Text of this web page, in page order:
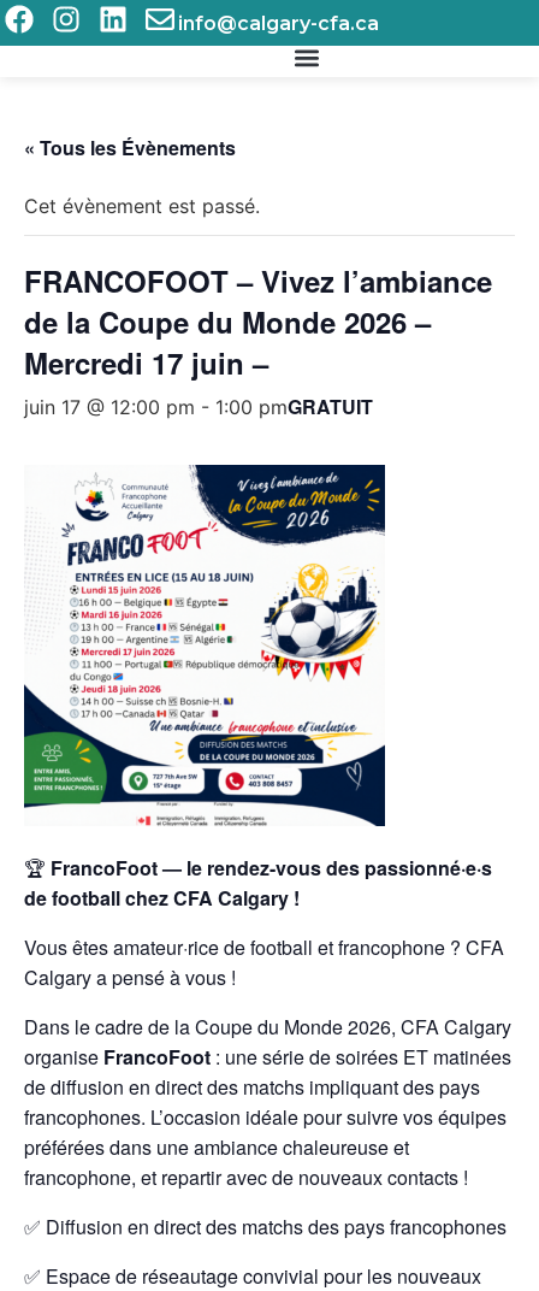
info@calgary-cfa.ca
« Tous les Évènements
Cet évènement est passé.
FRANCOFOOT – Vivez l’ambiance
de la Coupe du Monde 2026 –
Mercredi 17 juin –
juin 17 @ 12:00 pm - 1:00 pmGRATUIT
🏆 FrancoFoot — le rendez-vous des passionné·e·s
de football chez CFA Calgary !
Vous êtes amateur·rice de football et francophone ? CFA
Calgary a pensé à vous !
Dans le cadre de la Coupe du Monde 2026, CFA Calgary
organise FrancoFoot : une série de soirées ET matinées
de diffusion en direct des matchs impliquant des pays
francophones. L’occasion idéale pour suivre vos équipes
préférées dans une ambiance chaleureuse et
francophone, et repartir avec de nouveaux contacts !
✅ Diffusion en direct des matchs des pays francophones
✅ Espace de réseautage convivial pour les nouveaux